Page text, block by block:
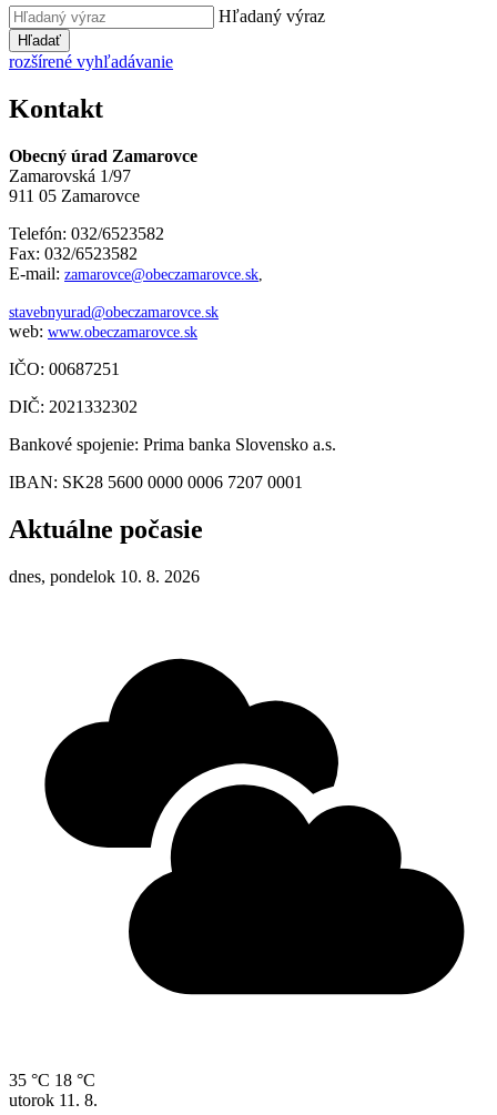
Hľadaný výraz
Hľadať
rozšírené vyhľadávanie
Kontakt
Obecný úrad Zamarovce
Zamarovská 1/97
911 05 Zamarovce
Telefón: 032/6523582
Fax: 032/6523582
E-mail: zamarovce@obeczamarovce.sk
stavebnyurad@obeczamarovce.sk
web: www.obeczamarovce.sk
IČO: 00687251
DIČ: 2021332302
Bankové spojenie: Prima banka Slovensko a.s.
IBAN: SK28 5600 0000 0006 7207 0001
Aktuálne počasie
dnes, pondelok 10. 8. 2026
35 °C 18 °C
utorok 11. 8.